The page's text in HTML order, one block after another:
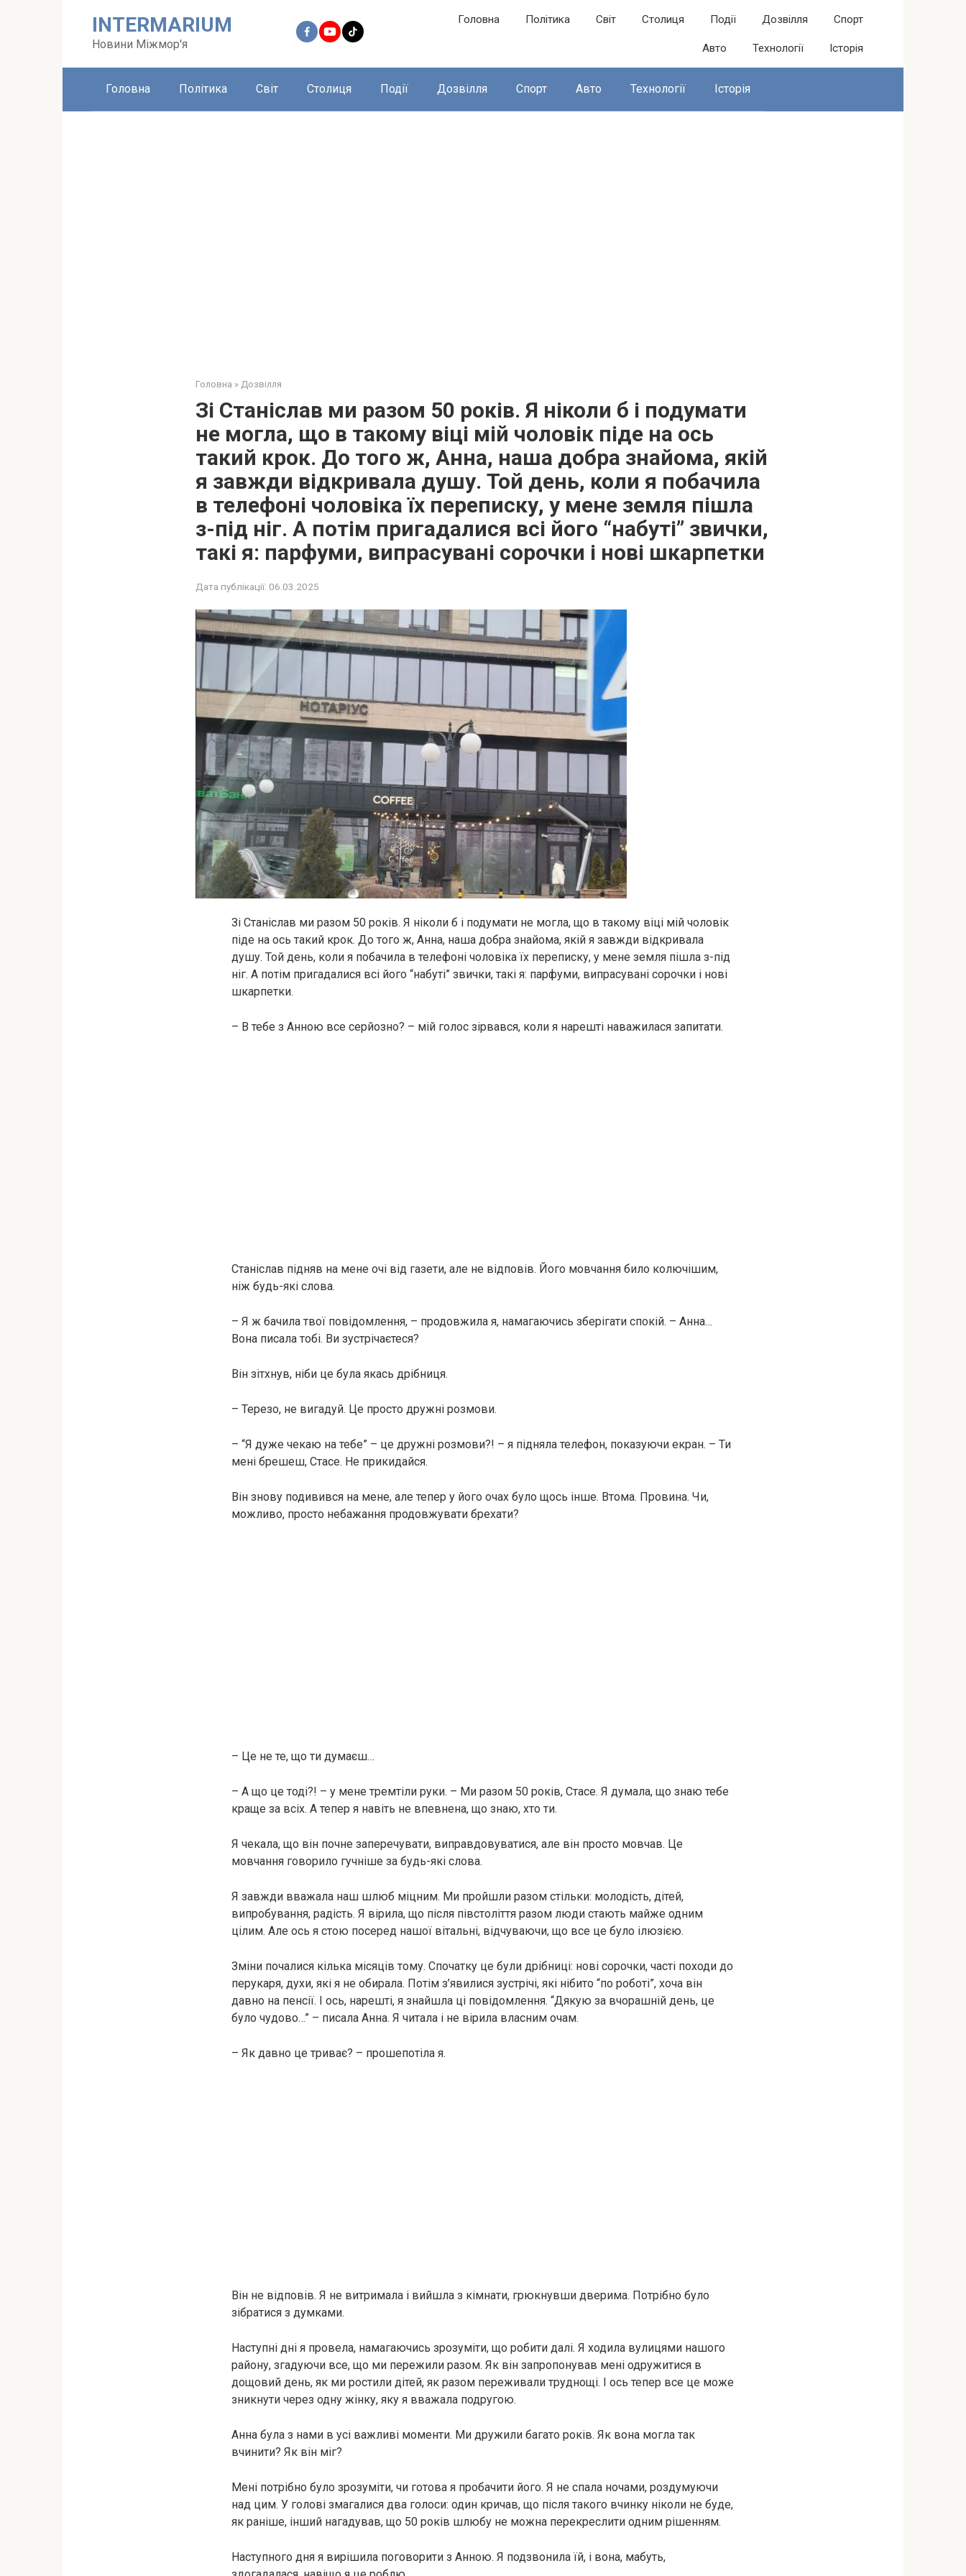
INTERMARIUM
Новини Міжмор'я
Головна Політика Світ Столиця Події Дозвілля Спорт
Авто Технології Історія
Головна Політика Світ Столиця Події Дозвілля Спорт Авто Технології Історія
Головна » Дозвілля
Зі Станіслав ми разом 50 років. Я ніколи б і подумати
не могла, що в такому віці мій чоловік піде на ось
такий крок. До того ж, Анна, наша добра знайома, якій
я завжди відкривала душу. Той день, коли я побачила
в телефоні чоловіка їх переписку, у мене земля пішла
з-під ніг. А потім пригадалися всі його “набуті” звички,
такі я: парфуми, випрасувані сорочки і нові шкарпетки
Дата публікації: 06.03.2025
Зі Станіслав ми разом 50 років. Я ніколи б і подумати не могла, що в такому віці мій чоловік
піде на ось такий крок. До того ж, Анна, наша добра знайома, якій я завжди відкривала
душу. Той день, коли я побачила в телефоні чоловіка їх переписку, у мене земля пішла з-під
ніг. А потім пригадалися всі його “набуті” звички, такі я: парфуми, випрасувані сорочки і нові
шкарпетки.
– В тебе з Анною все серйозно? – мій голос зірвався, коли я нарешті наважилася запитати.
Станіслав підняв на мене очі від газети, але не відповів. Його мовчання било колючішим,
ніж будь-які слова.
– Я ж бачила твої повідомлення, – продовжила я, намагаючись зберігати спокій. – Анна…
Вона писала тобі. Ви зустрічаєтеся?
Він зітхнув, ніби це була якась дрібниця.
– Терезо, не вигадуй. Це просто дружні розмови.
– “Я дуже чекаю на тебе” – це дружні розмови?! – я підняла телефон, показуючи екран. – Ти
мені брешеш, Стасе. Не прикидайся.
Він знову подивився на мене, але тепер у його очах було щось інше. Втома. Провина. Чи,
можливо, просто небажання продовжувати брехати?
– Це не те, що ти думаєш…
– А що це тоді?! – у мене тремтіли руки. – Ми разом 50 років, Стасе. Я думала, що знаю тебе
краще за всіх. А тепер я навіть не впевнена, що знаю, хто ти.
Я чекала, що він почне заперечувати, виправдовуватися, але він просто мовчав. Це
мовчання говорило гучніше за будь-які слова.
Я завжди вважала наш шлюб міцним. Ми пройшли разом стільки: молодість, дітей,
випробування, радість. Я вірила, що після півстоліття разом люди стають майже одним
цілим. Але ось я стою посеред нашої вітальні, відчуваючи, що все це було ілюзією.
Зміни почалися кілька місяців тому. Спочатку це були дрібниці: нові сорочки, часті походи до
перукаря, духи, які я не обирала. Потім з’явилися зустрічі, які нібито “по роботі”, хоча він
давно на пенсії. І ось, нарешті, я знайшла ці повідомлення. “Дякую за вчорашній день, це
було чудово…” – писала Анна. Я читала і не вірила власним очам.
– Як давно це триває? – прошепотіла я.
Він не відповів. Я не витримала і вийшла з кімнати, грюкнувши дверима. Потрібно було
зібратися з думками.
Наступні дні я провела, намагаючись зрозуміти, що робити далі. Я ходила вулицями нашого
району, згадуючи все, що ми пережили разом. Як він запропонував мені одружитися в
дощовий день, як ми ростили дітей, як разом переживали труднощі. І ось тепер все це може
зникнути через одну жінку, яку я вважала подругою.
Анна була з нами в усі важливі моменти. Ми дружили багато років. Як вона могла так
вчинити? Як він міг?
Мені потрібно було зрозуміти, чи готова я пробачити його. Я не спала ночами, роздумуючи
над цим. У голові змагалися два голоси: один кричав, що після такого вчинку ніколи не буде,
як раніше, інший нагадував, що 50 років шлюбу не можна перекреслити одним рішенням.
Наступного дня я вирішила поговорити з Анною. Я подзвонила їй, і вона, мабуть,